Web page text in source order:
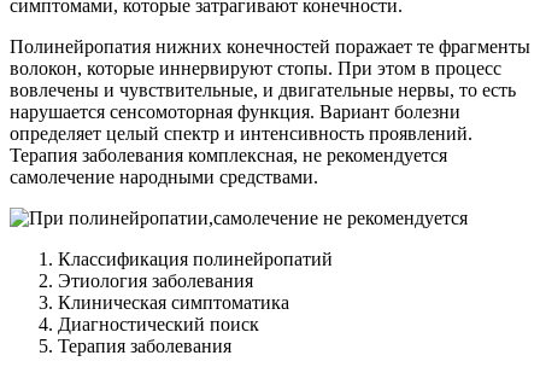
симптомами, которые затрагивают конечности.
Полинейропатия нижних конечностей поражает те фрагменты
волокон, которые иннервируют стопы. При этом в процесс
вовлечены и чувствительные, и двигательные нервы, то есть
нарушается сенсомоторная функция. Вариант болезни
определяет целый спектр и интенсивность проявлений.
Терапия заболевания комплексная, не рекомендуется
самолечение народными средствами.
Классификация полинейропатий
Этиология заболевания
Клиническая симптоматика
Диагностический поиск
Терапия заболевания